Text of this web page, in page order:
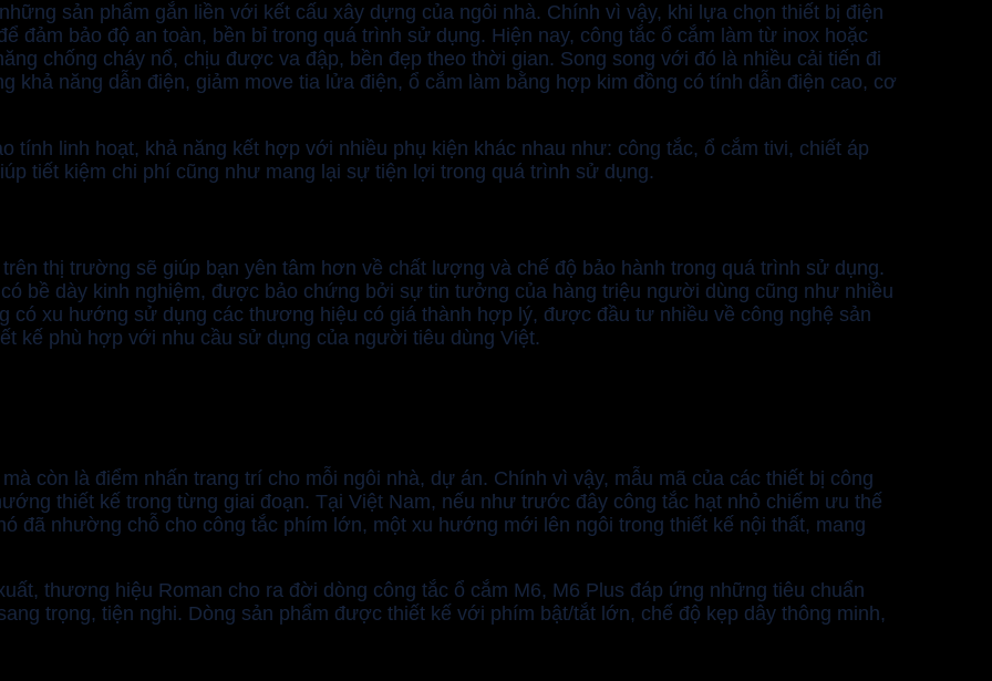
sản phẩm gắn liền với kết cấu xây dựng của ngôi nhà. Chính vì vậy, khi lựa chọn thiết bị điện
đảm bảo độ an toàn, bền bỉ trong quá trình sử dụng. Hiện nay, công tắc ổ cắm làm từ inox hoặc
chống cháy nổ, chịu được va đập, bền đẹp theo thời gian. Song song với đó là nhiều cải tiến đi
khả năng dẫn điện, giảm move tia lửa điện, ổ cắm làm bằng hợp kim đồng có tính dẫn điện cao, cơ
tính linh hoạt, khả năng kết hợp với nhiều phụ kiện khác nhau như: công tắc, ổ cắm tivi, chiết áp
tiết kiệm chi phí cũng như mang lại sự tiện lợi trong quá trình sử dụng.
thị trường sẽ giúp bạn yên tâm hơn về chất lượng và chế độ bảo hành trong quá trình sử dụng.
bề dày kinh nghiệm, được bảo chứng bởi sự tin tưởng của hàng triệu người dùng cũng như nhiều
có xu hướng sử dụng các thương hiệu có giá thành hợp lý, được đầu tư nhiều về công nghệ sản
kế phù hợp với nhu cầu sử dụng của người tiêu dùng Việt.
còn là điểm nhấn trang trí cho mỗi ngôi nhà, dự án. Chính vì vậy, mẫu mã của các thiết bị công
thiết kế trong từng giai đoạn. Tại Việt Nam, nếu như trước đây công tắc hạt nhỏ chiếm ưu thế
đã nhường chỗ cho công tắc phím lớn, một xu hướng mới lên ngôi trong thiết kế nội thất, mang
thương hiệu Roman cho ra đời dòng công tắc ổ cắm M6, M6 Plus đáp ứng những tiêu chuẩn
trọng, tiện nghi. Dòng sản phẩm được thiết kế với phím bật/tắt lớn, chế độ kẹp dây thông minh,